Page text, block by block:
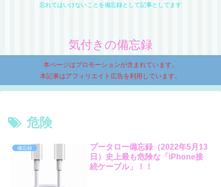
忘れてはいけないことを備忘録として記事としてます
気付きの備忘録
本ページはプロモーションが含まれています。
本記事はアフィリエイト広告を利用しています。
危険
備忘録
プータロー備忘録（2022年5月13
日）史上最も危険な「iPhone接
続ケーブル」！！